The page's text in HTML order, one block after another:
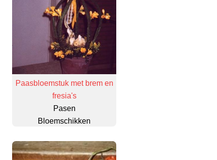
Paasbloemstuk met brem en
fresia's
Pasen
Bloemschikken